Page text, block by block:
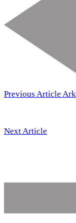
Previous Article
Next Article